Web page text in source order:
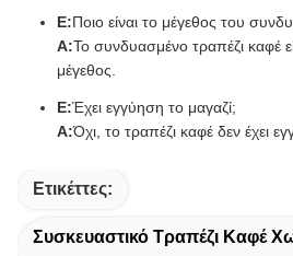
Ε:Ποιο είναι το μέγεθος του
Α:Το συνδυασμένο τραπέζι καφέ
μέγεθος.
Ε:Έχει εγγύηση το μαγαζί;
Α:Όχι, το τραπέζι καφέ δεν έχει
Ετικέττες:
Συσκευαστικό Τραπέζι Καφέ